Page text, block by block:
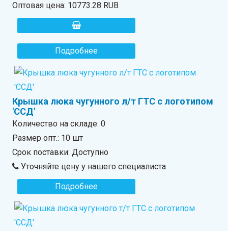
Оптовая цена: 10773.28 RUB
Подробнее
Крышка люка чугунного л/т ГТС с логотипом
'ССД'
Количество на складе:0
Размер опт.: 10 шт
Срок поставки: Доступно
Уточняйте цену у нашего специалиста
Подробнее